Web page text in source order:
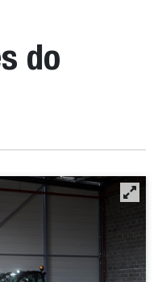
do